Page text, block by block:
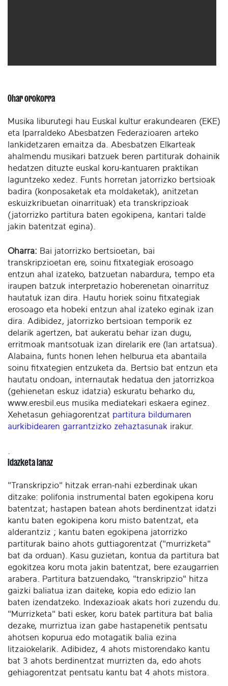
Ohar orokorra
Musika liburutegi hau Euskal kultur erakundearen (EKE)
eta Iparraldeko Abesbatzen Federazioaren arteko
lankidetzaren emaitza da. Abesbatzen Elkarteak
ahalmendu musikari batzuek beren partiturak dohainik
hedatzen dituzte euskal koru-kantuaren praktikan
laguntzeko xedez. Funts horretan jatorrizko bertsioak
badira (konposaketak eta moldaketak), anitzetan
eskuizkribuetan oinarrituak) eta transkripzioak
(jatorrizko partitura baten egokipena, kantari talde
jakin batentzat egina).
Oharra: Bai jatorrizko bertsioetan, bai
transkripzioetan ere, soinu fitxategiak erosoago
entzun ahal izateko, batzuetan nabardura, tempo eta
iraupen batzuk interpretazio hoberenetan oinarrituz
hautatuk izan dira. Hautu horiek soinu fitxategiak
erosoago eta hobeki entzun ahal izateko eginak izan
dira. Adibidez, jatorrizko bertsioan temporik ez
delarik agertzen, bat aukeratu behar izan dugu,
erritmoak mantsotuak izan direlarik ere (lan artatsua).
Alabaina, funts honen lehen helburua eta abantaila
soinu fitxategien entzuketa da. Bertsio bat entzun eta
hautatu ondoan, internautak hedatua den jatorrizkoa
(gehienetan eskuz idatzia) eskuratu beharko du,
www.eresbil.eus musika mediatekari eskaera eginez.
Xehetasun gehiagorentzat partitura bildumaren
aurkibidearen garrantzizko zehaztasunak irakur.
Idazketa lanaz
"Transkripzio" hitzak erran-nahi ezberdinak ukan
ditzake: polifonia instrumental baten egokipena koru
batentzat; hastapen batean ahots berdinentzat idatzi
kantu baten egokipena koru misto batentzat, eta
alderantziz ; kantu baten egokipena jatorrizko
partiturak baino ahots guttiagorentzat ("murrizketa"
bat da orduan). Kasu guzietan, kontua da partitura bat
egokitzea koru mota jakin batentzat, bere ezaugarrien
arabera. Partitura batzuendako, "transkripzio" hitza
gaizki baliatua izan daiteke, kopia edo edizio lan
baten izendatzeko. Indexazioak akats hori zuzendu du.
"Murrizketa" bati esker, koru batek partitura bat balia
dezake, murriztua izan gabe hastapenetik pentsatu
ahotsen kopurua edo motagatik balia ezina
litzaiokelarik. Adibidez, 4 ahots mistorendako kantu
bat 3 ahots berdinentzat murrizten da, edo ahots
gehiagorentzat pentsatu kantu bat 4 ahots mistora.